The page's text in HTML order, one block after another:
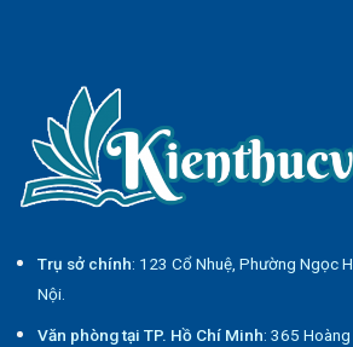
Trụ sở chính: 123 Cổ Nhuệ, Phường Ngọc
Nội.
Văn phòng tại TP. Hồ Chí Minh: 365 Hoàng